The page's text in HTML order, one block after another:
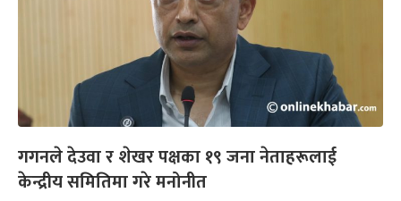
गगनले देउवा र शेखर पक्षका १९ जना नेताहरूलाई
केन्द्रीय समितिमा गरे मनोनीत